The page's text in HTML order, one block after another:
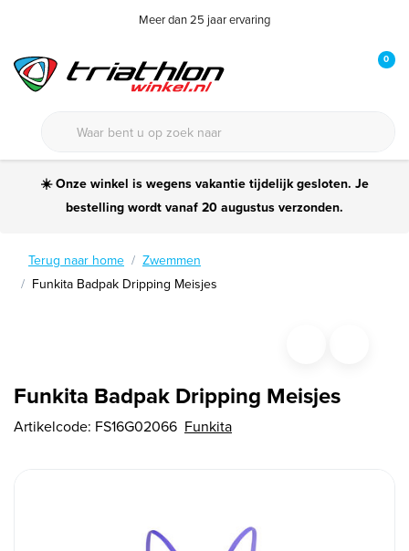
Meer dan 25 jaar ervaring
0
☀️ Onze winkel is wegens vakantie tijdelijk gesloten. Je
bestelling wordt vanaf 20 augustus verzonden.
Terug naar home
Zwemmen
Funkita Badpak Dripping Meisjes
Funkita Badpak Dripping Meisjes
Artikelcode: FS16G02066 Funkita